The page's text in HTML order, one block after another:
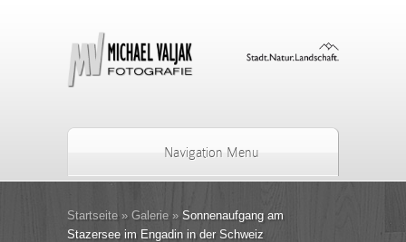
Navigation Menu
Startseite » Galerie » Sonnenaufgang am
Stazersee im Engadin in der Schweiz